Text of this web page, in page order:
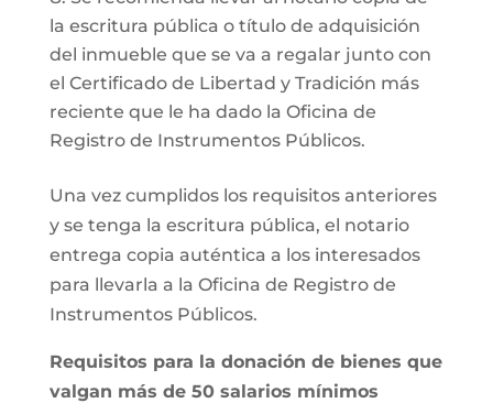
la escritura pública o título de adquisición
del inmueble que se va a regalar junto con
el Certificado de Libertad y Tradición más
reciente que le ha dado la Oficina de
Registro de Instrumentos Públicos.
Una vez cumplidos los requisitos anteriores
y se tenga la escritura pública, el notario
entrega copia auténtica a los interesados
para llevarla a la Oficina de Registro de
Instrumentos Públicos.
Requisitos para la donación de bienes que
valgan más de 50 salarios mínimos